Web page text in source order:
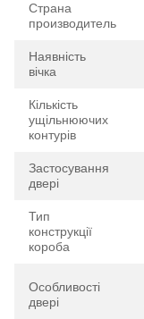
Страна
производитель
Наявність
вічка
Кількість
ущільнюючих
контурів
Застосування
двері
Тип
конструкції
короба
Особливості
двері